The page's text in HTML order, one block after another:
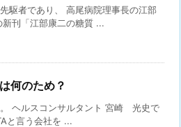
駆者であり、 高尾病院理事長の江部
新刊「江部康二の糖質 ...
何のため？
。 ヘルスコンサルタント 宮崎 光史で
と言う会社を ...